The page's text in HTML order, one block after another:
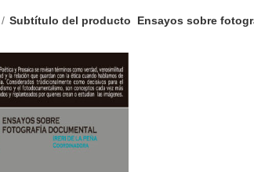
Subtítulo del producto Ensayos sobre